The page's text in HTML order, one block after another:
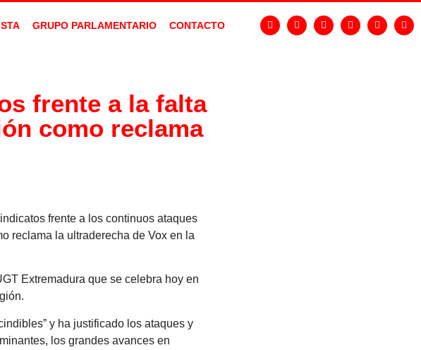
GRUPO PARLAMENTARIO CONTACTO
frente a la falta
como reclama
frente a los continuos ataques
reclama la ultraderecha de Vox en la
Extremadura que se celebra hoy en
y ha justificado los ataques y
los grandes avances en